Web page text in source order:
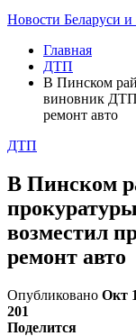
Новости Беларуси и
Главная
ДТП
В Пинском
виновник ДТП
ремонт авто
ДТП
В Пинском
возместил
ремонт авто
Опубликовано Окт
201
Поделится